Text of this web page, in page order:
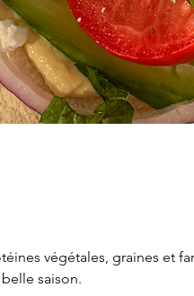
végétales, graines et
saison.